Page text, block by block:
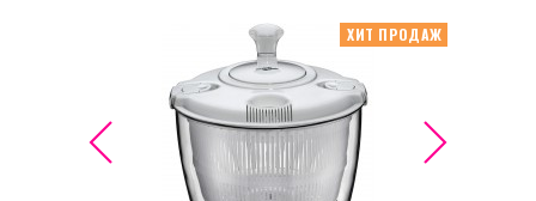
Статус товара
Есть в наличии
(1)
ХИТ ПРОДАЖ